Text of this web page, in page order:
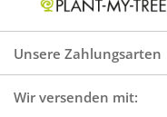
Unsere Zahlungsarten
Wir versenden mit: